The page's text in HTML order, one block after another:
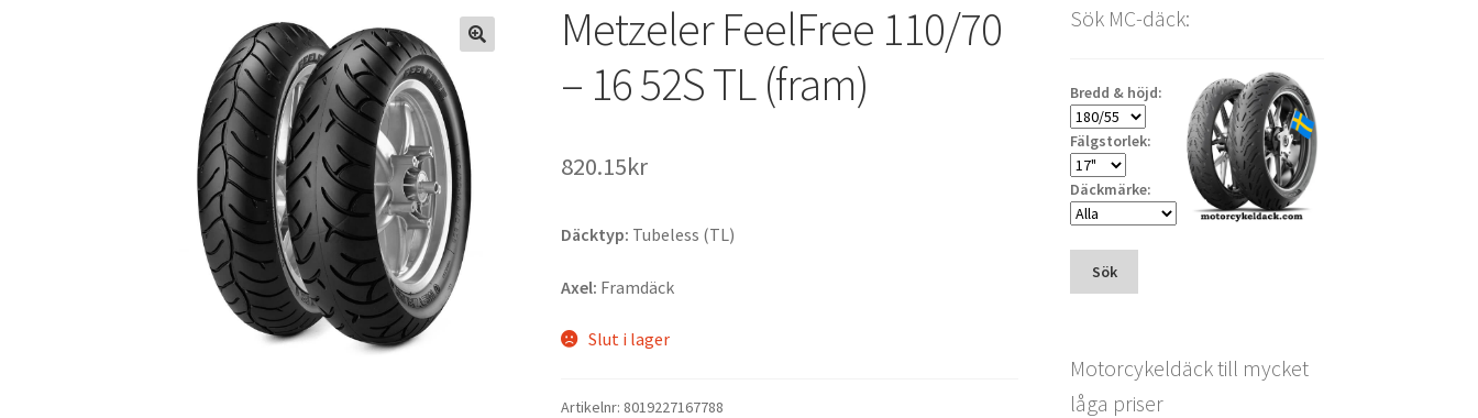
Metzeler FeelFree 110/70
– 16 52S TL (fram)
820.15kr
Däcktyp: Tubeless (TL)
Axel: Framdäck
Slut i lager
Artikelnr: 8019227167788
Sök MC-däck:
Bredd & höjd:
Fälgstorlek:
Däckmärke:
Sök
Motorcykeldäck till mycket
låga priser